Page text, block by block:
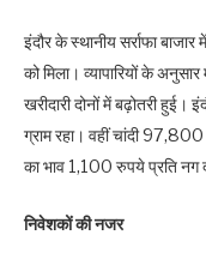
इंदौर के स्थानीय सर्राफा
को मिला। व्यापारियों के
खरीदारी दोनों में बढ़ोतरी
ग्राम रहा। वहीं चांदी
का भाव 1,100 रुपये प्रति नग
निवेशकों की नजर